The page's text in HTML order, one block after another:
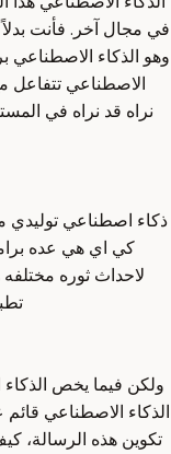
في مجال آخر. فأنت
وهو الذكاء الاصطناعي
الاصطناعي تتفاعل
نراه قد نراه في
ذكاء اصطناعي توليدي
كي اي هي عده
لاحداث ثوره
ولكن فيما يخص الذكاء
الذكاء الاصطناعي
تكوين هذه الرسالة،